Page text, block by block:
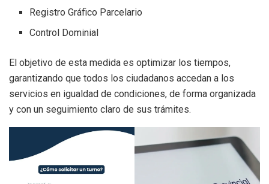
Registro Gráfico Parcelario
Control Dominial
El objetivo de esta medida es optimizar los tiempos,
garantizando que todos los ciudadanos accedan a los
servicios en igualdad de condiciones, de forma organizada
y con un seguimiento claro de sus trámites.